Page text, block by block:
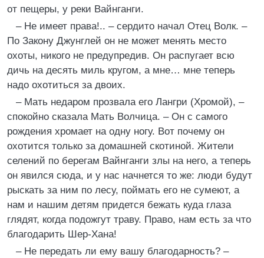
от пещеры, у реки Вайнганги.
– Не имеет права!.. – сердито начал Отец Волк. –
По Закону Джунглей он не может менять место
охоты, никого не предупредив. Он распугает всю
дичь на десять миль кругом, а мне… мне теперь
надо охотиться за двоих.
– Мать недаром прозвала его Лангри (Хромой), –
спокойно сказала Мать Волчица. – Он с самого
рождения хромает на одну ногу. Вот почему он
охотится только за домашней скотиной. Жители
селений по берегам Вайнганги злы на него, а теперь
он явился сюда, и у нас начнется то же: люди будут
рыскать за ним по лесу, поймать его не сумеют, а
нам и нашим детям придется бежать куда глаза
глядят, когда подожгут траву. Право, нам есть за что
благодарить Шер-Хана!
– Не передать ли ему вашу благодарность? –